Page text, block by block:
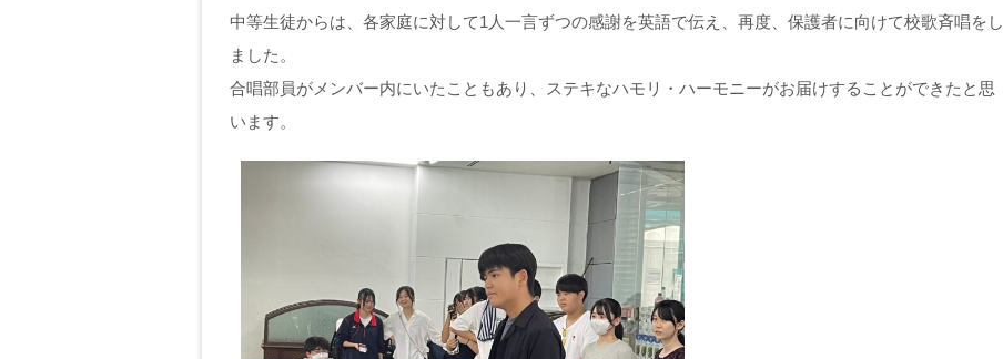
中等生徒からは、各家庭に対して1人一言ずつの感謝を英語で伝え、再度、保護者に向けて校歌斉唱をし
ました。
合唱部員がメンバー内にいたこともあり、ステキなハモリ・ハーモニーがお届けすることができたと思
います。